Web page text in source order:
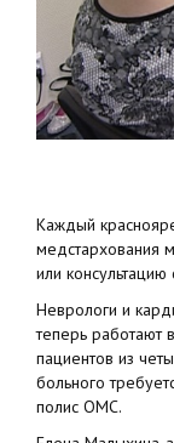
Каждый
медстархования
или консультацию
Неврологи и
теперь работают
пациентов из
больного
полис ОМС.